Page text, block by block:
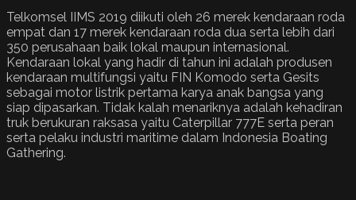
Telkomsel IIMS 2019 diikuti oleh 26 merek kendaraan roda
empat dan 17 merek kendaraan roda dua serta lebih dari
350 perusahaan baik lokal maupun internasional.
Kendaraan lokal yang hadir di tahun ini adalah produsen
kendaraan multifungsi yaitu FIN Komodo serta Gesits
sebagai motor listrik pertama karya anak bangsa yang
siap dipasarkan. Tidak kalah menariknya adalah kehadiran
truk berukuran raksasa yaitu Caterpillar 777E serta peran
serta pelaku industri maritime dalam Indonesia Boating
Gathering.